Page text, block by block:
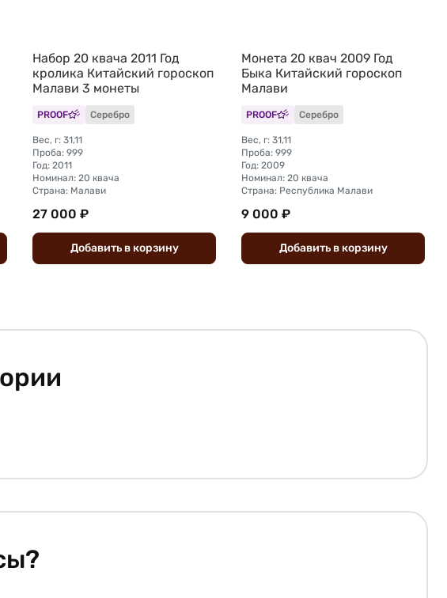
Набор 20 квача 2011 Год
кролика Китайский гороскоп
Малави 3 монеты
PROOF Серебро
Вес, г: 31,11
Проба: 999
Год: 2011
Номинал: 20 квача
Страна: Малави
27 000 ₽
Добавить вкорзину
Монета 20 квач 2009 Год
Быка Китайский гороскоп
Малави
PROOF Серебро
Вес, г: 31,11
Проба: 999
Год: 2009
Номинал: 20 квача
Страна: Республика Малави
9 000 ₽
Добавить вкорзину